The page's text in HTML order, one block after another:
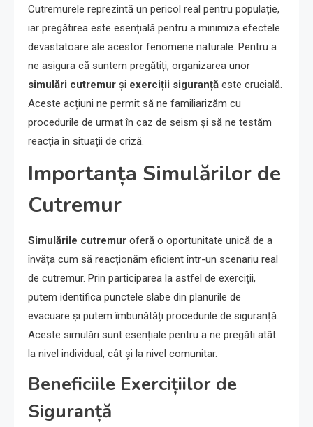
Cutremurele reprezintă un pericol real pentru populație,
iar pregătirea este esențială pentru a minimiza efectele
devastatoare ale acestor fenomene naturale. Pentru a
ne asigura că suntem pregătiți, organizarea unor
simulări cutremur și exerciții siguranță este crucială.
Aceste acțiuni ne permit să ne familiarizăm cu
procedurile de urmat în caz de seism și să ne testăm
reacția în situații de criză.
Importanța Simulărilor de
Cutremur
Simulările cutremur oferă o oportunitate unică de a
învăța cum să reacționăm eficient într-un scenariu real
de cutremur. Prin participarea la astfel de exerciții,
putem identifica punctele slabe din planurile de
evacuare și putem îmbunătăți procedurile de siguranță.
Aceste simulări sunt esențiale pentru a ne pregăti atât
la nivel individual, cât și la nivel comunitar.
Beneficiile Exercițiilor de
Siguranță